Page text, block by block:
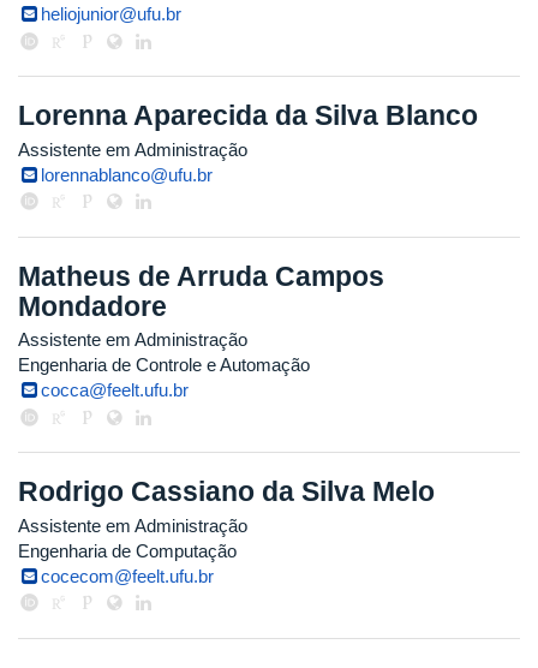
heliojunior@ufu.br
Lorenna Aparecida da Silva Blanco
Assistente em Administração
lorennablanco@ufu.br
Matheus de Arruda Campos
Mondadore
Assistente em Administração
Engenharia de Controle e Automação
cocca@feelt.ufu.br
Rodrigo Cassiano da Silva Melo
Assistente em Administração
Engenharia de Computação
cocecom@feelt.ufu.br